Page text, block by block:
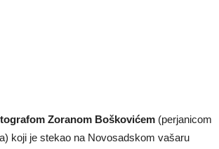
Zoranom Boškovićem (perjanicom
koji je stekao na Novosadskom vašaru